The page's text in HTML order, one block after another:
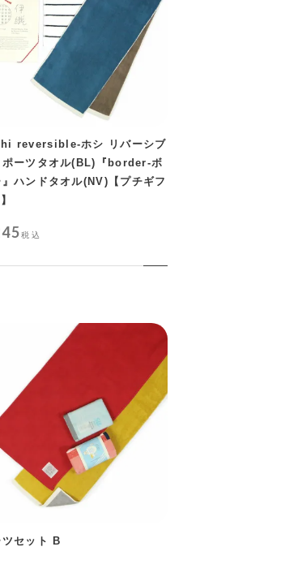
reversible-ホシ リバーシブ
ポーツタオル(BL)『border-ボ
』ハンドタオル(NV)【プチギフ
税込
ツセット B